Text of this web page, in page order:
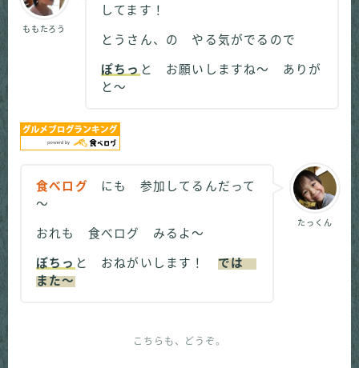
ももたろう
してます！
とうさん、の やる気がでるので
ぽちっ と お願いしますね～ ありが
と～
たっくん
食べログ
にも 参加してるんだって
～
おれも 食べログ みるよ～
ぽちっ と おねがいします！ では
また～
こちらも、どうぞ。